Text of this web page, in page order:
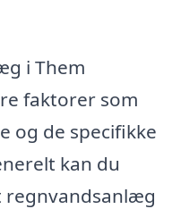
i Them
faktorer som
og de specifikke
kan du
regnvandsanlæg